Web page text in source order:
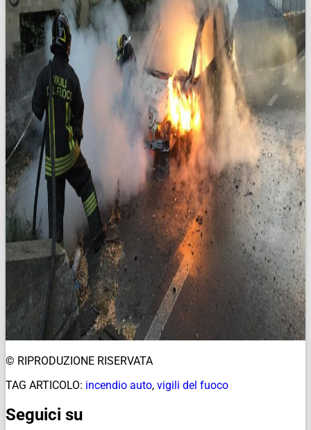
© RIPRODUZIONE RISERVATA
TAG ARTICOLO: incendio auto, vigili del fuoco
Seguici su